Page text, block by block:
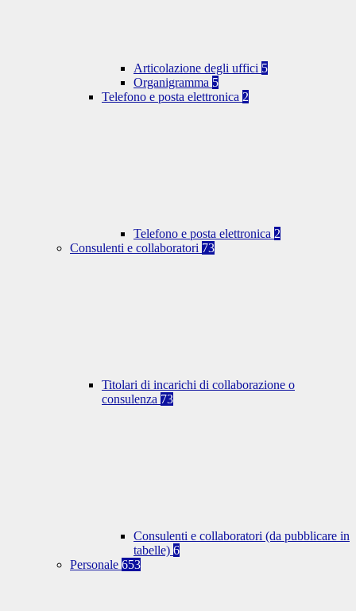
Articolazione degli uffici 5
Organigramma 5
Telefono e posta elettronica 2
Telefono e posta elettronica 2
Consulenti e collaboratori 73
Titolari di incarichi di collaborazione o
consulenza 73
Consulenti e collaboratori (da pubblicare in
tabelle) 6
Personale 653